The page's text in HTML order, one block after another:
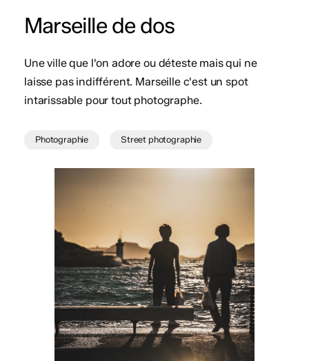
Marseille de dos
Une ville que l'on adore ou déteste mais qui ne
laisse pas indifférent. Marseille c'est un spot
intarissable pour tout photographe.
Photographie Street photographie